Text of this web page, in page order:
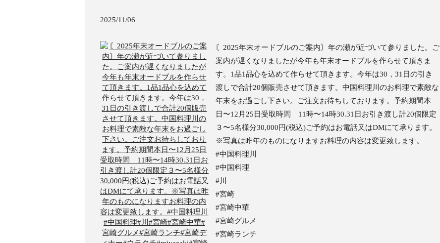
2025/11/06
〘2025年末オードブルのご案内〙年の瀬が近づいて参りました。ご
案内が遅くなりましたが今年も年末オードブルを作らせて頂きま
す。1品1品心を込めて作らせて頂きます。今年は30，31日の引き
渡しで合計20個販売させて頂きます。中国料理川のお料理で素敵な
年末をお過ごし下さい。ご注文お待ちしております。予約期間本
日〜12月25日受取時間 11時〜14時30.31日お引き渡し計20個限定
３〜5名様分30,000円(税込)ご予約はお電話又はDMにて承ります。
※写真は昨年のものになりますお料理の内容は変更致します。
#中国料理川
#中国料理
#川
#宮崎
#宮崎中華
#宮崎グルメ
#宮崎ランチ